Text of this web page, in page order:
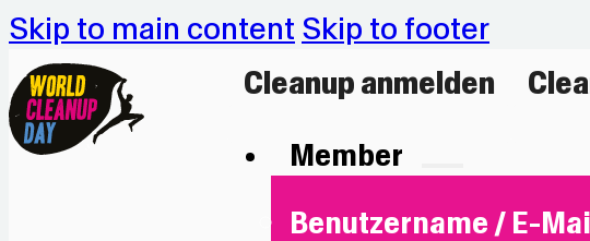
Skip to main content Skip to footer
Cleanup anmelden
Member
Benutzername / E-Mail